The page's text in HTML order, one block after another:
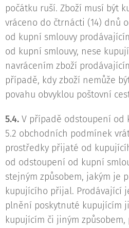
počátku ruší. Zboží musí být
vráceno do čtrnácti (14) dnů
od kupní smlouvy
od kupní smlouvy, nese
navrácením zboží
případě, kdy zboží nemůže
povahu obvyklou poštovní
5.4. V případě odstoupení od
5.2 obchodních podmínek
prostředky přijaté od
od odstoupení od kupní
stejným způsobem, jakým je
kupujícího přijal. Prodávající
plnění poskytnuté kupujícím
kupujícím či jiným